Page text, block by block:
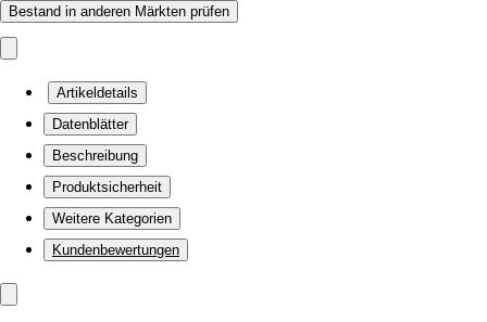
Bestand in anderen Märkten prüfen
Artikeldetails
Datenblätter
Beschreibung
Produktsicherheit
Weitere Kategorien
Kundenbewertungen